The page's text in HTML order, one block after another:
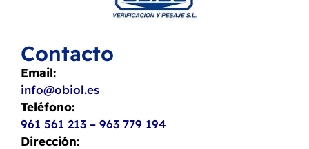
Contacto
Email:
info@obiol.es
Teléfono:
961 561 213 – 963 779 194
Dirección: